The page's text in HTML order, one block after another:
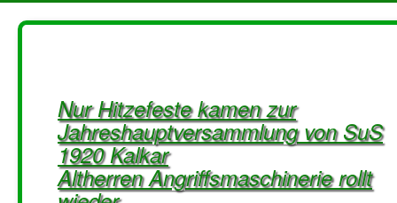
Nur Hitzefeste kamen zur
Jahreshauptversammlung von SuS
1920 Kalkar
Altherren Angriffsmaschinerie rollt